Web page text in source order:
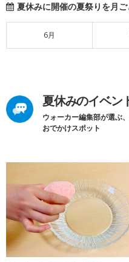
夏休みに開催の夏祭りを月ご
6月
夏休みのイベン
ウォーカー編集部が選ぶ
おでかけスポット